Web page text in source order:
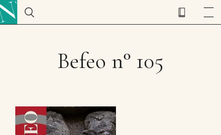
Befeo n° 105